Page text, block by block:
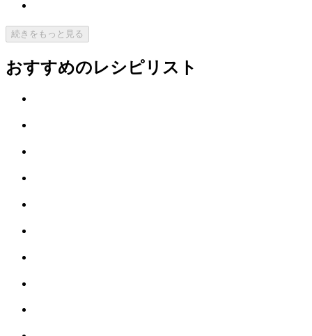
続きをもっと見る
おすすめのレシピリスト